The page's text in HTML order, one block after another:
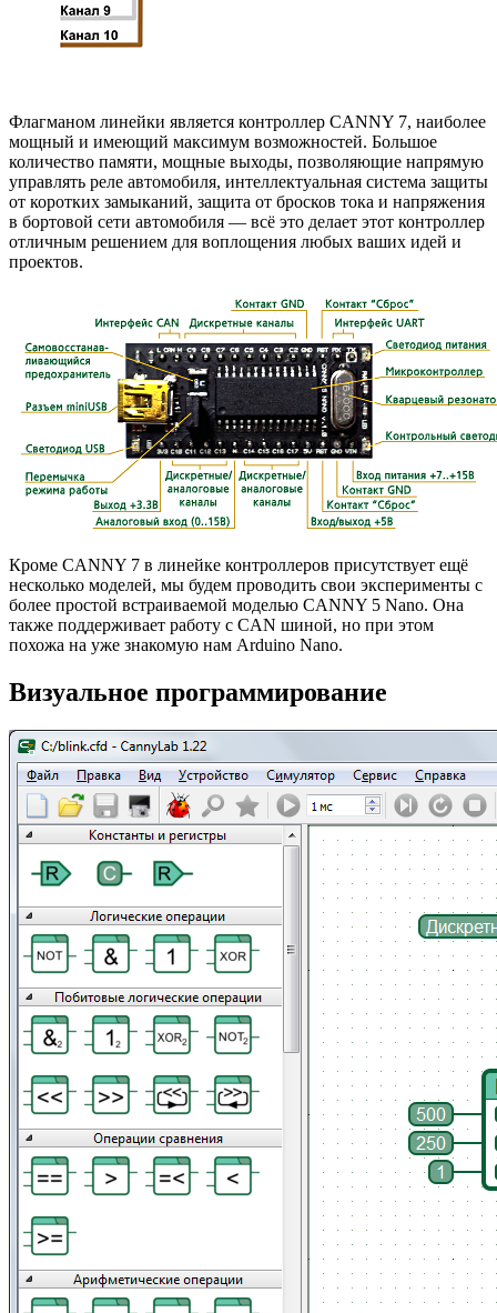
Флагманом линейки является контроллер CANNY 7, наиболее
мощный и имеющий максимум возможностей. Большое
количество памяти, мощные выходы, позволяющие напрямую
управлять реле автомобиля, интеллектуальная система защиты
от коротких замыканий, защита от бросков тока и напряжения
в бортовой сети автомобиля — всё это делает этот контроллер
отличным решением для воплощения любых ваших идей и
проектов.
Кроме CANNY 7 в линейке контроллеров присутствует ещё
несколько моделей, мы будем проводить свои эксперименты с
более простой встраиваемой моделью CANNY 5 Nano. Она
также поддерживает работу с CAN шиной, но при этом
похожа на уже знакомую нам Arduino Nano.
Визуальное программирование